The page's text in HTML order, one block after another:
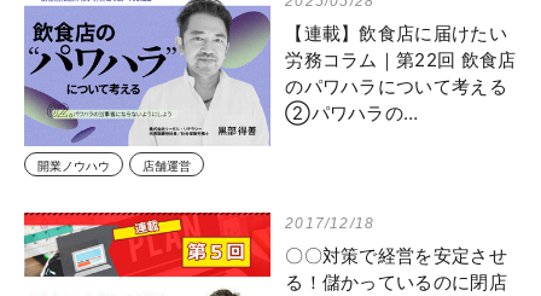
【連載】飲食店に届けたい
労務コラム｜第22回 飲食店
のパワハラについて考える
②パワハラの…
開業ノウハウ 店舗運営
2017/12/18
〇〇対策で経営を安定させ
る！儲かっているのに閉店